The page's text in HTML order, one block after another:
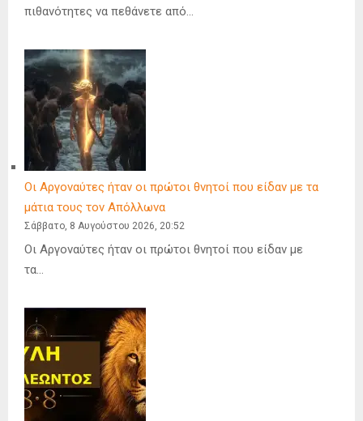
πιθανότητες να πεθάνετε από…
Οι Αργοναύτες ήταν οι πρώτοι θνητοί που είδαν με τα
μάτια τους τον Απόλλωνα
Σάββατο, 8 Αυγούστου 2026, 20:52
Οι Αργοναύτες ήταν οι πρώτοι θνητοί που είδαν με
τα…